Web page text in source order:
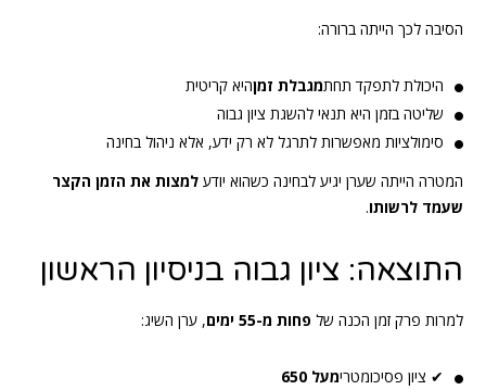
הסיבה לכך הייתה ברורה:
היכולת לתפקד תחתמגבלת זמןהיא קריטית
שליטה בזמן היא תנאי להשגת ציון גבוה
סימולציות מאפשרות לתרגל לא רק ידע, אלא ניהול בחינה
המטרה הייתה שערן יגיע לבחינה כשהוא יודע למצות את הזמן הקצר
שעמד לרשותו.
התוצאה: ציון גבוה בניסיון הראשון
למרות פרק זמן הכנה של פחות מ-55 ימים , ערן השיג:
✔ ציון פסיכומטרימעל 650